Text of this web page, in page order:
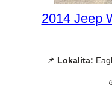
2014 Jeep
📌 Lokalita: